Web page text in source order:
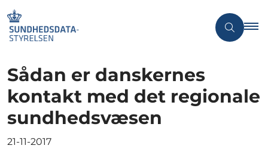
Sådan er danskernes
kontakt med det regionale
sundhedsvæsen
21-11-2017